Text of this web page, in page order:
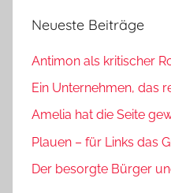
Neueste Beiträge
Antimon als kritischer
Ein Unternehmen, das
Amelia hat die Seite
Plauen – für Links das
Der besorgte Bürger